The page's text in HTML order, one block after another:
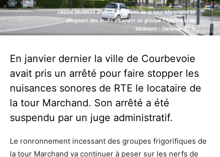
Depuis plusieurs années les voisins de la tour Marchand se
plaignent des bruits émanant du groupe frigorifique du
bâtiment - Defense-92.fr
Depuis plusieurs années les voisins de la tour Marchand se
plaignent des bruits émanant du groupe frigorifique du
bâtiment - Defense-92.fr
En janvier dernier la ville de Courbevoie
avait pris un arrêté pour faire stopper les
nuisances sonores de RTE le locataire de
la tour Marchand. Son arrêté a été
suspendu par un juge administratif.
Le ronronnement incessant des groupes frigorifiques de
la tour Marchand va continuer à peser sur les nerfs de